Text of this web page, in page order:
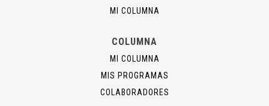
MI COLUMNA
COLUMNA
MI COLUMNA
MIS PROGRAMAS
COLABORADORES